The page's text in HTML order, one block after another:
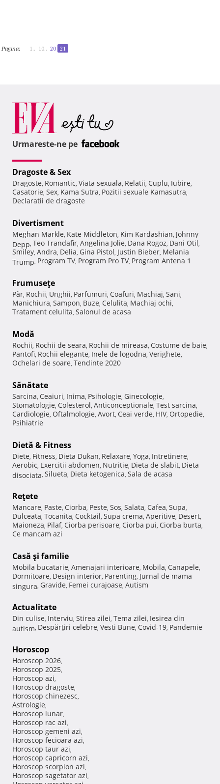
Pagina: 1.. 10.. 20 21
Urmareste-ne pe
Dragoste & Sex
Dragoste, Romantic, Viata sexuala, Relatii, Cuplu, Iubire,
Casatorie, Sex, Kama Sutra, Pozitii sexuale Kamasutra,
Declaratii de dragoste
Divertisment
Meghan Markle, Kate Middleton, Kim Kardashian, Johnny
Depp, Teo Trandafir, Angelina Jolie, Dana Rogoz, Dani Otil,
Smiley, Andra, Delia, Gina Pistol, Justin Bieber, Melania
Trump, Program TV, Program Pro TV, Program Antena 1
Frumuseţe
Păr, Rochii, Unghii, Parfumuri, Coafuri, Machiaj, Sani,
Manichiura, Sampon, Buze, Celulita, Machiaj ochi,
Tratament celulita, Salonul de acasa
Modă
Rochii, Rochii de seara, Rochii de mireasa, Costume de baie,
Pantofi, Rochii elegante, Inele de logodna, Verighete,
Ochelari de soare, Tendinte 2020
Sănătate
Sarcina, Ceaiuri, Inima, Psihologie, Ginecologie,
Stomatologie, Colesterol, Anticonceptionale, Test sarcina,
Cardiologie, Oftalmologie, Avort, Ceai verde, HIV, Ortopedie,
Psihiatrie
Dietă & Fitness
Diete, Fitness, Dieta Dukan, Relaxare, Yoga, Intretinere,
Aerobic, Exercitii abdomen, Nutritie, Dieta de slabit, Dieta
disociata, Silueta, Dieta ketogenica, Sala de acasa
Reţete
Mancare, Paste, Ciorba, Peste, Sos, Salata, Cafea, Supa,
Dulceata, Tocanita, Cocktail, Supa crema, Aperitive, Desert,
Maioneza, Pilaf, Ciorba perisoare, Ciorba pui, Ciorba burta,
Ce mancam azi
Casă şi familie
Mobila bucatarie, Amenajari interioare, Mobila, Canapele,
Dormitoare, Design interior, Parenting, Jurnal de mama
singura, Gravide, Femei curajoase, Autism
Actualitate
Din culise, Interviu, Stirea zilei, Tema zilei, Iesirea din
autism, Despărţiri celebre, Vesti Bune, Covid-19, Pandemie
Horoscop
Horoscop 2026,
Horoscop 2025,
Horoscop azi,
Horoscop dragoste,
Horoscop chinezesc,
Astrologie,
Horoscop lunar,
Horoscop rac azi,
Horoscop gemeni azi,
Horoscop fecioara azi,
Horoscop taur azi,
Horoscop capricorn azi,
Horoscop scorpion azi,
Horoscop sagetator azi,